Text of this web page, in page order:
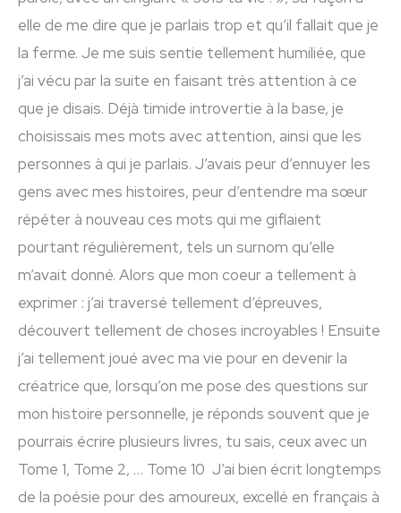
elle de me dire que je parlais trop et qu’il fallait que je
la ferme. Je me suis sentie tellement humiliée, que
j’ai vécu par la suite en faisant très attention à ce
que je disais. Déjà timide introvertie à la base, je
choisissais mes mots avec attention, ainsi que les
personnes à qui je parlais. J’avais peur d’ennuyer les
gens avec mes histoires, peur d’entendre ma sœur
répéter à nouveau ces mots qui me giflaient
pourtant régulièrement, tels un surnom qu’elle
m’avait donné. Alors que mon coeur a tellement à
exprimer : j’ai traversé tellement d’épreuves,
découvert tellement de choses incroyables ! Ensuite
j’ai tellement joué avec ma vie pour en devenir la
créatrice que, lorsqu’on me pose des questions sur
mon histoire personnelle, je réponds souvent que je
pourrais écrire plusieurs livres, tu sais, ceux avec un
Tome 1, Tome 2, … Tome 10 J’ai bien écrit longtemps
de la poésie pour des amoureux, excellé en français à